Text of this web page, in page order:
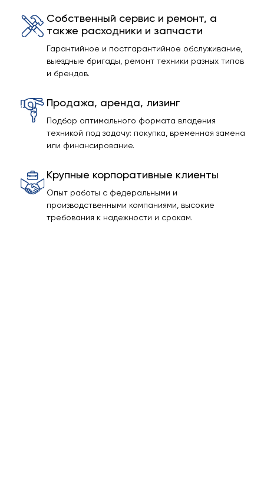
Собственный сервис и ремонт, а
также расходники и запчасти
Гарантийное и постгарантийное обслуживание,
выездные бригады, ремонт техники разных типов
и брендов.
Продажа, аренда, лизинг
Подбор оптимального формата владения
техникой под задачу: покупка, временная замена
или финансирование.
Крупные корпоративные клиенты
Опыт работы с федеральными и
производственными компаниями, высокие
требования к надежности и срокам.